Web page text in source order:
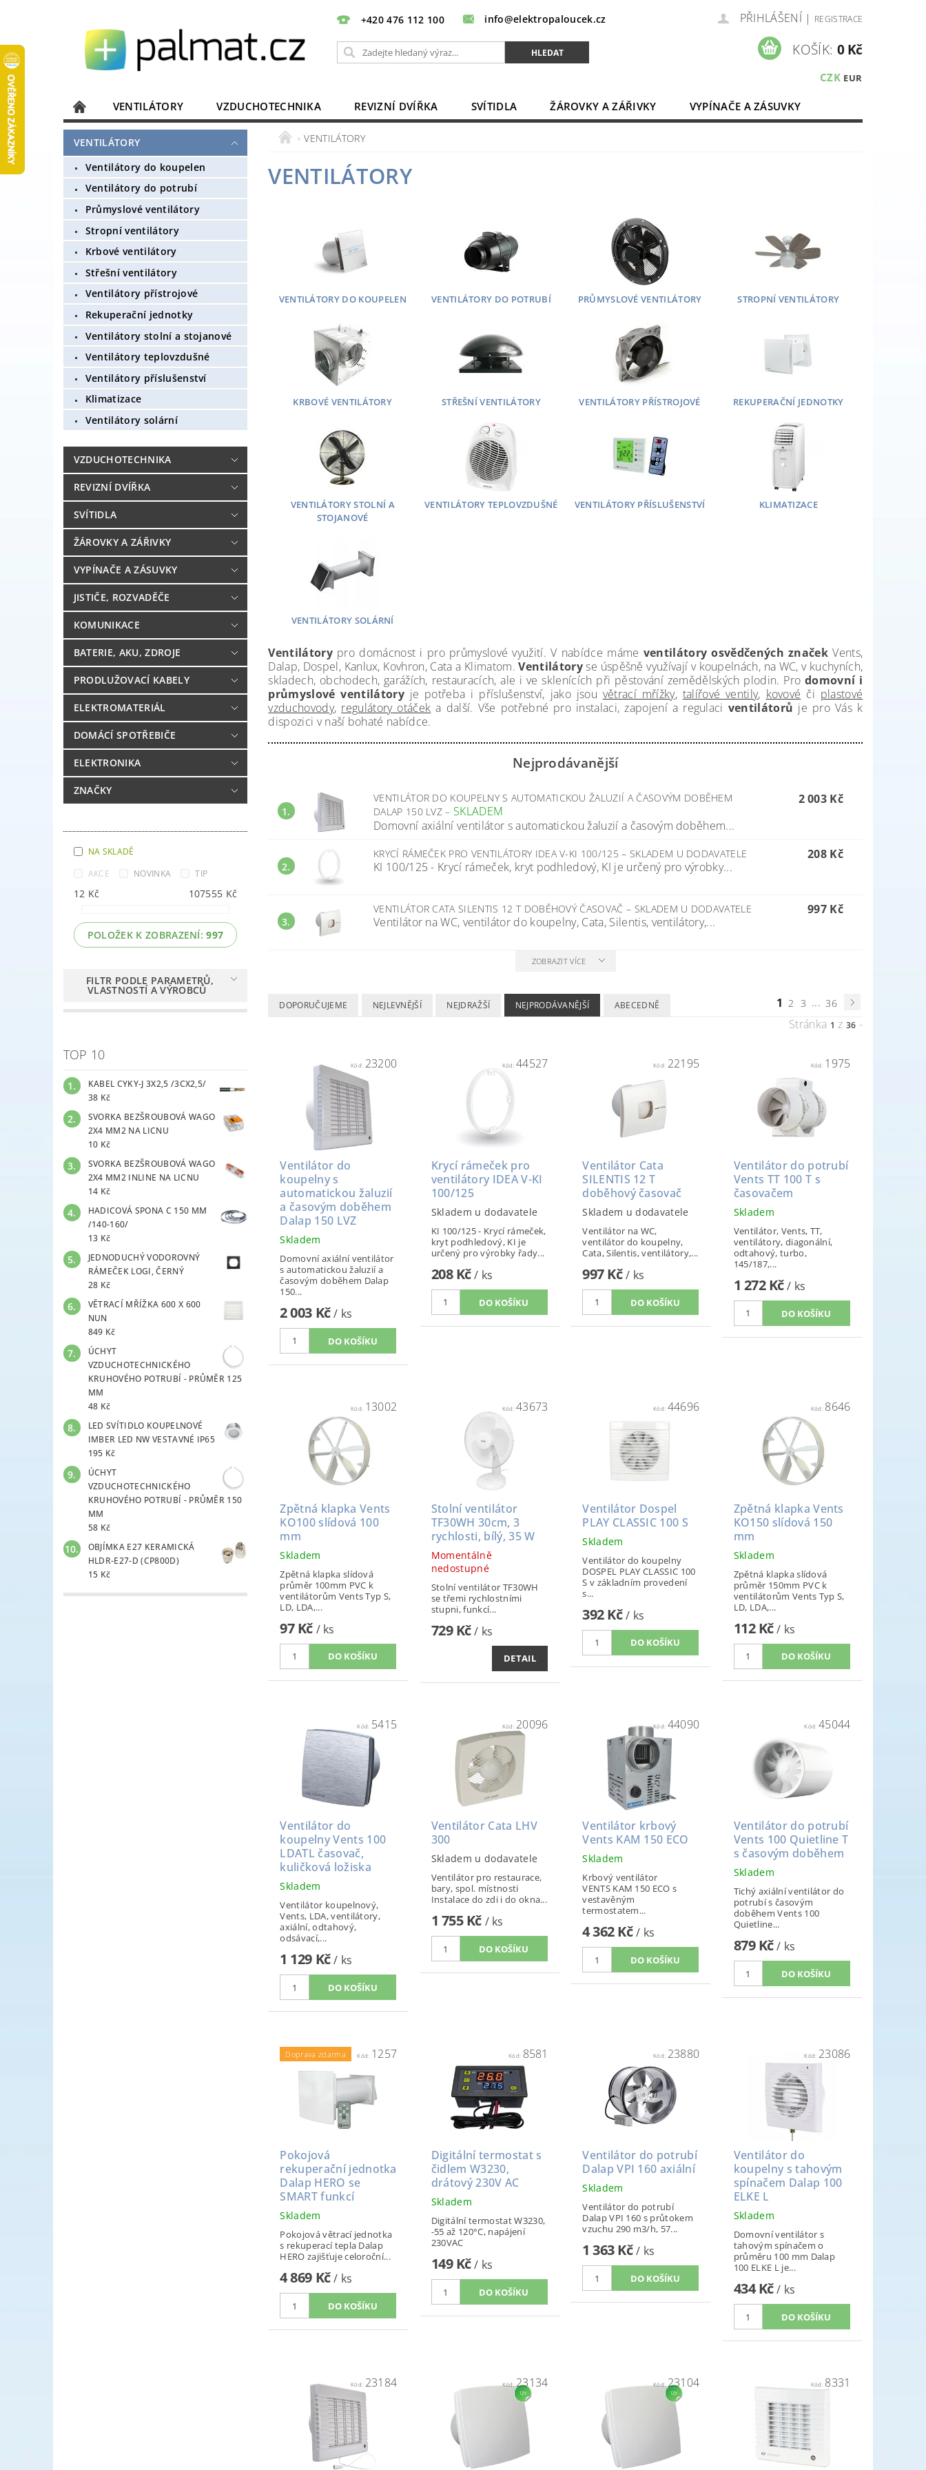
+420 476 112 100 info@elektropaloucek.cz PŘIHLÁŠENÍ | REGISTRACE
CZK EUR
KOŠÍK: 0 Kč
VENTILÁTORY VZDUCHOTECHNIKA REVIZNÍ DVÍŘKA SVÍTIDLA ŽÁROVKY A ZÁŘIVKY
VYPÍNAČE A ZÁSUVKY
JISTIČE, ROZVADĚČE
KOMUNIKACE BATERIE, AKU, ZDROJE
DOMÁCÍ SPOTŘEBIČE
ELEKTRONIKA
VENTILÁTORY
Ventilátory do koupelen
Ventilátory do potrubí
Průmyslové ventilátory
Stropní ventilátory
Krbové ventilátory
Střešní ventilátory
Ventilátory přístrojové
Rekuperační jednotky
Ventilátory stolní a stojanové
Ventilátory teplovzdušné
Ventilátory příslušenství
Klimatizace
Ventilátory solární
VZDUCHOTECHNIKA
REVIZNÍ DVÍŘKA
SVÍTIDLA
ŽÁROVKY A ZÁŘIVKY
VYPÍNAČE A ZÁSUVKY
JISTIČE, ROZVADĚČE
KOMUNIKACE
BATERIE, AKU, ZDROJE
PRODLUŽOVACÍ KABELY
ELEKTROMATERIÁL
DOMÁCÍ SPOTŘEBIČE
ELEKTRONIKA
ZNAČKY
NA SKLADĚ
AKCE
NOVINKA TIP
12 Kč 107555 Kč
POLOŽEK K ZOBRAZENÍ:997
FILTR PODLE PARAMETRŮ,
VLASTNOSTÍ A VÝROBCŮ
TOP 10
KABEL CYKY-J 3X2,5 /3CX2,5/
38 Kč
SVORKA BEZŠROUBOVÁ WAGO
2X4 MM2 NA LICNU
10 Kč
SVORKA BEZŠROUBOVÁ WAGO
2X4 MM2 INLINE NA LICNU
14 Kč
HADICOVÁ SPONA C 150 MM
/140-160/
13 Kč
JEDNODUCHÝ VODOROVNÝ
RÁMEČEK LOGI, ČERNÝ
28 Kč
VĚTRACÍ MŘÍŽKA 600 X 600
NUN
849 Kč
ÚCHYT
VZDUCHOTECHNICKÉHO
KRUHOVÉHO POTRUBÍ - PRŮMĚR 125
MM
48 Kč
LED SVÍTIDLO KOUPELNOVÉ
IMBER LED NW VESTAVNÉ IP65
195 Kč
ÚCHYT
VZDUCHOTECHNICKÉHO
KRUHOVÉHO POTRUBÍ - PRŮMĚR 150
MM
58 Kč
OBJÍMKA E27 KERAMICKÁ
HLDR-E27-D (CP800D)
15 Kč
VENTILÁTORY
VENTILÁTORY
VENTILÁTORY DO KOUPELEN VENTILÁTORY DO POTRUBÍ PRŮMYSLOVÉ VENTILÁTORY STROPNÍ VENTILÁTORY
KRBOVÉ VENTILÁTORY STŘEŠNÍ VENTILÁTORY VENTILÁTORY PŘÍSTROJOVÉ REKUPERAČNÍ JEDNOTKY
VENTILÁTORY STOLNÍ A
STOJANOVÉ
VENTILÁTORY TEPLOVZDUŠNÉ VENTILÁTORY PŘÍSLUŠENSTVÍ KLIMATIZACE
VENTILÁTORY SOLÁRNÍ
Ventilátorypro domácnost i pro průmyslové využití. V nabídce máme ventilátory osvědčených značek Vents,
Dalap, Dospel, Kanlux, Kovhron, Cata a Klimatom.Ventilátoryse úspěšně využívají v koupelnách, na WC, v kuchyních,
skladech, obchodech, garážích, restauracích, ale i ve sklenících při pěstování zemědělských plodin. Pro domovní i
průmyslové ventilátoryje potřeba i příslušenství, jako jsou větrací mřížky, talířové ventily, kovové či plastové
vzduchovody, regulátory otáček a další. Vše potřebné pro instalaci, zapojení a regulaci ventilátorů je pro Vás k
dispozici v naší bohaté nabídce.
Nejprodávanější
1.
VENTILÁTOR DO KOUPELNY S AUTOMATICKOU ŽALUZIÍ A ČASOVÝM DOBĚHEM
DALAP 150 LVZ– SKLADEM
Domovní axiální ventilátor s automatickou žaluzií a časovým doběhem...
2 003 Kč
2.
KRYCÍ RÁMEČEK PRO VENTILÁTORY IDEA V-KI 100/125– SKLADEM U DODAVATELE
KI 100/125 - Krycí rámeček, kryt podhledový, KI je určený pro výrobky...
208 Kč
3.
VENTILÁTOR CATA SILENTIS 12 T DOBĚHOVÝ ČASOVAČ – SKLADEM U DODAVATELE
Ventilátor na WC, ventilátor do koupelny, Cata, Silentis, ventilátory,...
997 Kč
ZOBRAZIT VÍCE
DOPORUČUJEME NEJLEVNĚJŠÍ NEJDRAŽŠÍ NEJPRODÁVANĚJŠÍ ABECEDNĚ 1 2 3 ... 36
Stránka 1 z 36 -
Kód: 23200
Ventilátor do
koupelny s
automatickou žaluzií
a časovým doběhem
Dalap 150 LVZ
Skladem
Domovní axiální ventilátor
s automatickou žaluzií a
časovým doběhem Dalap
150...
2 003 Kč/ ks
Kód:44527
Krycí rámeček pro
ventilátory IDEA V-KI
100/125
Skladem u dodavatele
KI 100/125 - Krycí rámeček,
kryt podhledový, KI je
určený pro výrobky řady...
208 Kč/ ks
Kód: 22195
Ventilátor Cata
SILENTIS 12 T
doběhový časovač
Skladem u dodavatele
Ventilátor na WC,
ventilátor do koupelny,
Cata, Silentis, ventilátory,...
997 Kč/ ks
Kód: 1975
Ventilátor do potrubí
Vents TT 100 T s
časovačem
Skladem
Ventilátor, Vents, TT,
ventilátory, diagonální,
odtahový, turbo,
145/187,...
1 272 Kč/ ks
Kód: 13002
Zpětná klapka Vents
KO100 slídová 100
mm
Skladem
Zpětná klapka slídová
průměr 100mm PVC k
ventilátorům Vents Typ S,
LD, LDA,...
97 Kč / ks
Kód:43673
Stolní ventilátor
TF30WH 30cm, 3
rychlosti, bílý, 35 W
Momentálně
nedostupné
Stolní ventilátor TF30WH
se třemi rychlostními
stupni, ​funkcí...
729 Kč/ ks
DETAIL
Kód: 44696
Ventilátor Dospel
PLAY CLASSIC 100 S
Skladem
Ventilátor do koupelny
DOSPEL PLAY CLASSIC 100
S v základním provedení
s...
392 Kč/ ks
Kód: 8646
Zpětná klapka Vents
KO150 slídová 150
mm
Skladem
Zpětná klapka slídová
průměr 150mm PVC k
ventilátorům Vents Typ S,
LD, LDA,...
112 Kč/ ks
Kód: 5415
Ventilátor do
koupelny Vents 100
LDATL časovač,
kuličková ložiska
Skladem
Ventilátor koupelnový,
Vents, LDA, ventilátory,
axiální, odtahový,
odsávací,...
1 129 Kč/ ks
Kód: 20096
Ventilátor Cata LHV
300
Skladem u dodavatele
Ventilátor pro restaurace,
bary, spol. místnosti
Instalace do zdi i do okna...
1 755 Kč / ks
Kód: 44090
Ventilátor krbový
Vents KAM 150 ECO
Skladem
Krbový ventilátor
VENTS KAM 150 ECO s
vestavěným
termostatem...
4 362 Kč/ ks
Kód:45044
Ventilátor do potrubí
Vents 100 Quietline T
s časovým doběhem
Skladem
Tichý axiální ventilátor do
potrubí s časovým
doběhem Vents 100
Quietline...
879 Kč/ ks
Doprava zdarma Kód: 1257
Pokojová
rekuperační jednotka
Dalap HERO se
SMART funkcí
Skladem
Pokojová větrací jednotka
s rekuperací tepla Dalap
HERO zajišťuje celoroční...
4 869 Kč/ ks
Kód: 8581
Digitální termostat s
čidlem W3230,
drátový 230V AC
Skladem
Digitální termostat W3230,
-55 až 120°C, napájení
230VAC
149 Kč/ ks
Kód: 23880
Ventilátor do potrubí
Dalap VPI 160 axiální
Skladem
Ventilátor do potrubí
Dalap VPI 160 s průtokem
vzuchu 290 m3/h, 57...
1 363 Kč/ ks
Kód: 23086
Ventilátor do
koupelny s tahovým
spínačem Dalap 100
ELKE L
Skladem
Domovní ventilátor s
tahovým spínačem o
průměru 100 mm Dalap
100 ELKE L je...
434 Kč/ ks
Kód: 23184 Kód:23134 Kód:23104 Kód: 8331